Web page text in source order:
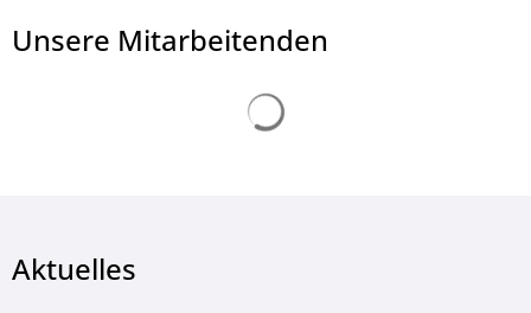
Unsere Mitarbeitenden
Aktuelles